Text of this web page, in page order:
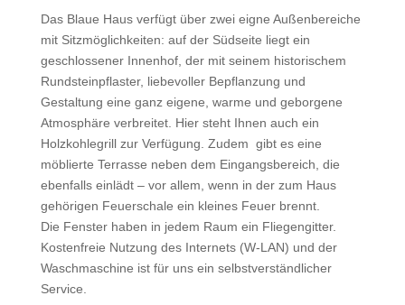
Das Blaue Haus verfügt über zwei eigne Außenbereiche
mit Sitzmöglichkeiten: auf der Südseite liegt ein
geschlossener Innenhof, der mit seinem historischem
Rundsteinpflaster, liebevoller Bepflanzung und
Gestaltung eine ganz eigene, warme und geborgene
Atmosphäre verbreitet. Hier steht Ihnen auch ein
Holzkohlegrill zur Verfügung. Zudem gibt es eine
möblierte Terrasse neben dem Eingangsbereich, die
ebenfalls einlädt – vor allem, wenn in der zum Haus
gehörigen Feuerschale ein kleines Feuer brennt.
Die Fenster haben in jedem Raum ein Fliegengitter.
Kostenfreie Nutzung des Internets (W-LAN) und der
Waschmaschine ist für uns ein selbstverständlicher
Service.